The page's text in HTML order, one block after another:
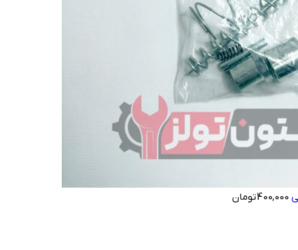
400,000تومان